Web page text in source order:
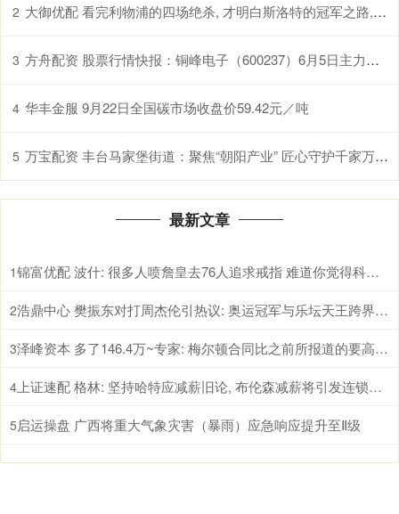
2 大御优配 看完利物浦的四场绝杀, 才明白斯洛特的冠军之路, 有多么惊险
3 方舟配资 股票行情快报：铜峰电子（600237）6月5日主力资金净卖出574.91万元
4 华丰金服 9月22日全国碳市场收盘价59.42元／吨
5 万宝配资 丰台马家堡街道：聚焦“朝阳产业” 匠心守护千家万户幸福梦
最新文章
1 锦富优配 波什: 很多人喷詹皇去76人追求戒指 难道你觉得科比乔丹就不追总冠军了
2 浩鼎中心 樊振东对打周杰伦引热议: 奥运冠军与乐坛天王跨界互动背后体育破圈的真因
3 泽峰资本 多了146.4万~专家: 梅尔顿合同比之前所报道的要高 为2年1246.4万
4 上证速配 格林: 坚持哈特应减薪旧论, 布伦森减薪将引发连锁反应
5启运操盘 广西将重大气象灾害（暴雨）应急响应提升至Ⅱ级